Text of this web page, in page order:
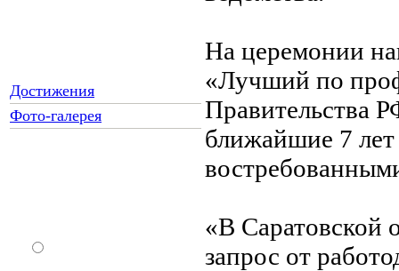
Достижения
Фото-галерея
На церемонии
«Лучший по
Правительства
ближайшие 7
«В Саратовской
запрос от